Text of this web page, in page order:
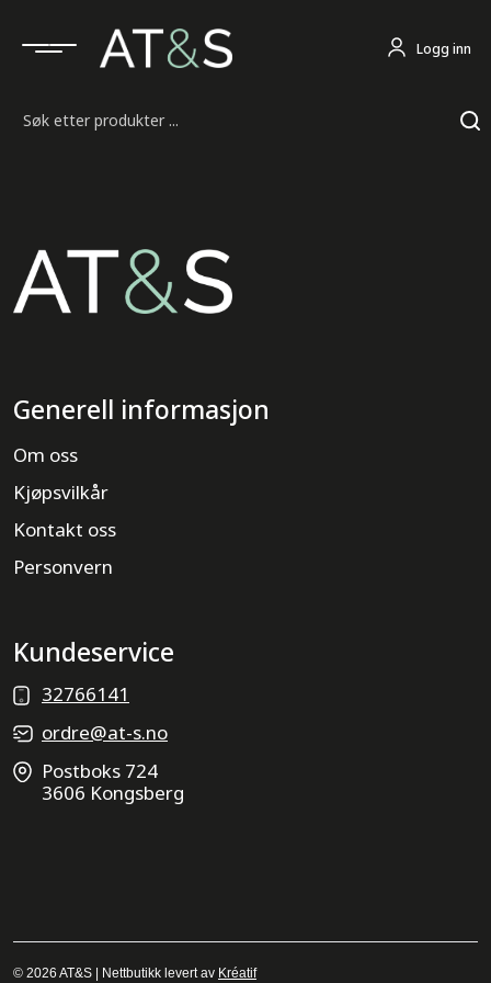
Logg inn
Generell informasjon
Om oss
Kjøpsvilkår
Kontakt oss
Personvern
Kundeservice
32766141
ordre@at-s.no
Postboks 724
3606 Kongsberg
© 2026 AT&S | Nettbutikk levert av Kréatif